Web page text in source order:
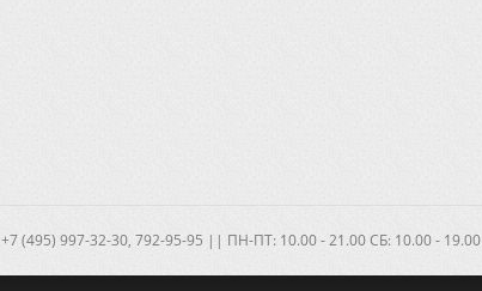
+7 (495) 997-32-30, 792-95-95 || ПН-ПТ: 10.00 - 21.00 CБ: 10.00 - 19.00